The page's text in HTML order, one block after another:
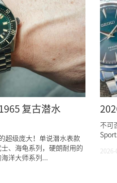
复古潜水
超级庞大！单说潜水表款
、海龟系列，硬朗耐用的
洋大师系列...
不可